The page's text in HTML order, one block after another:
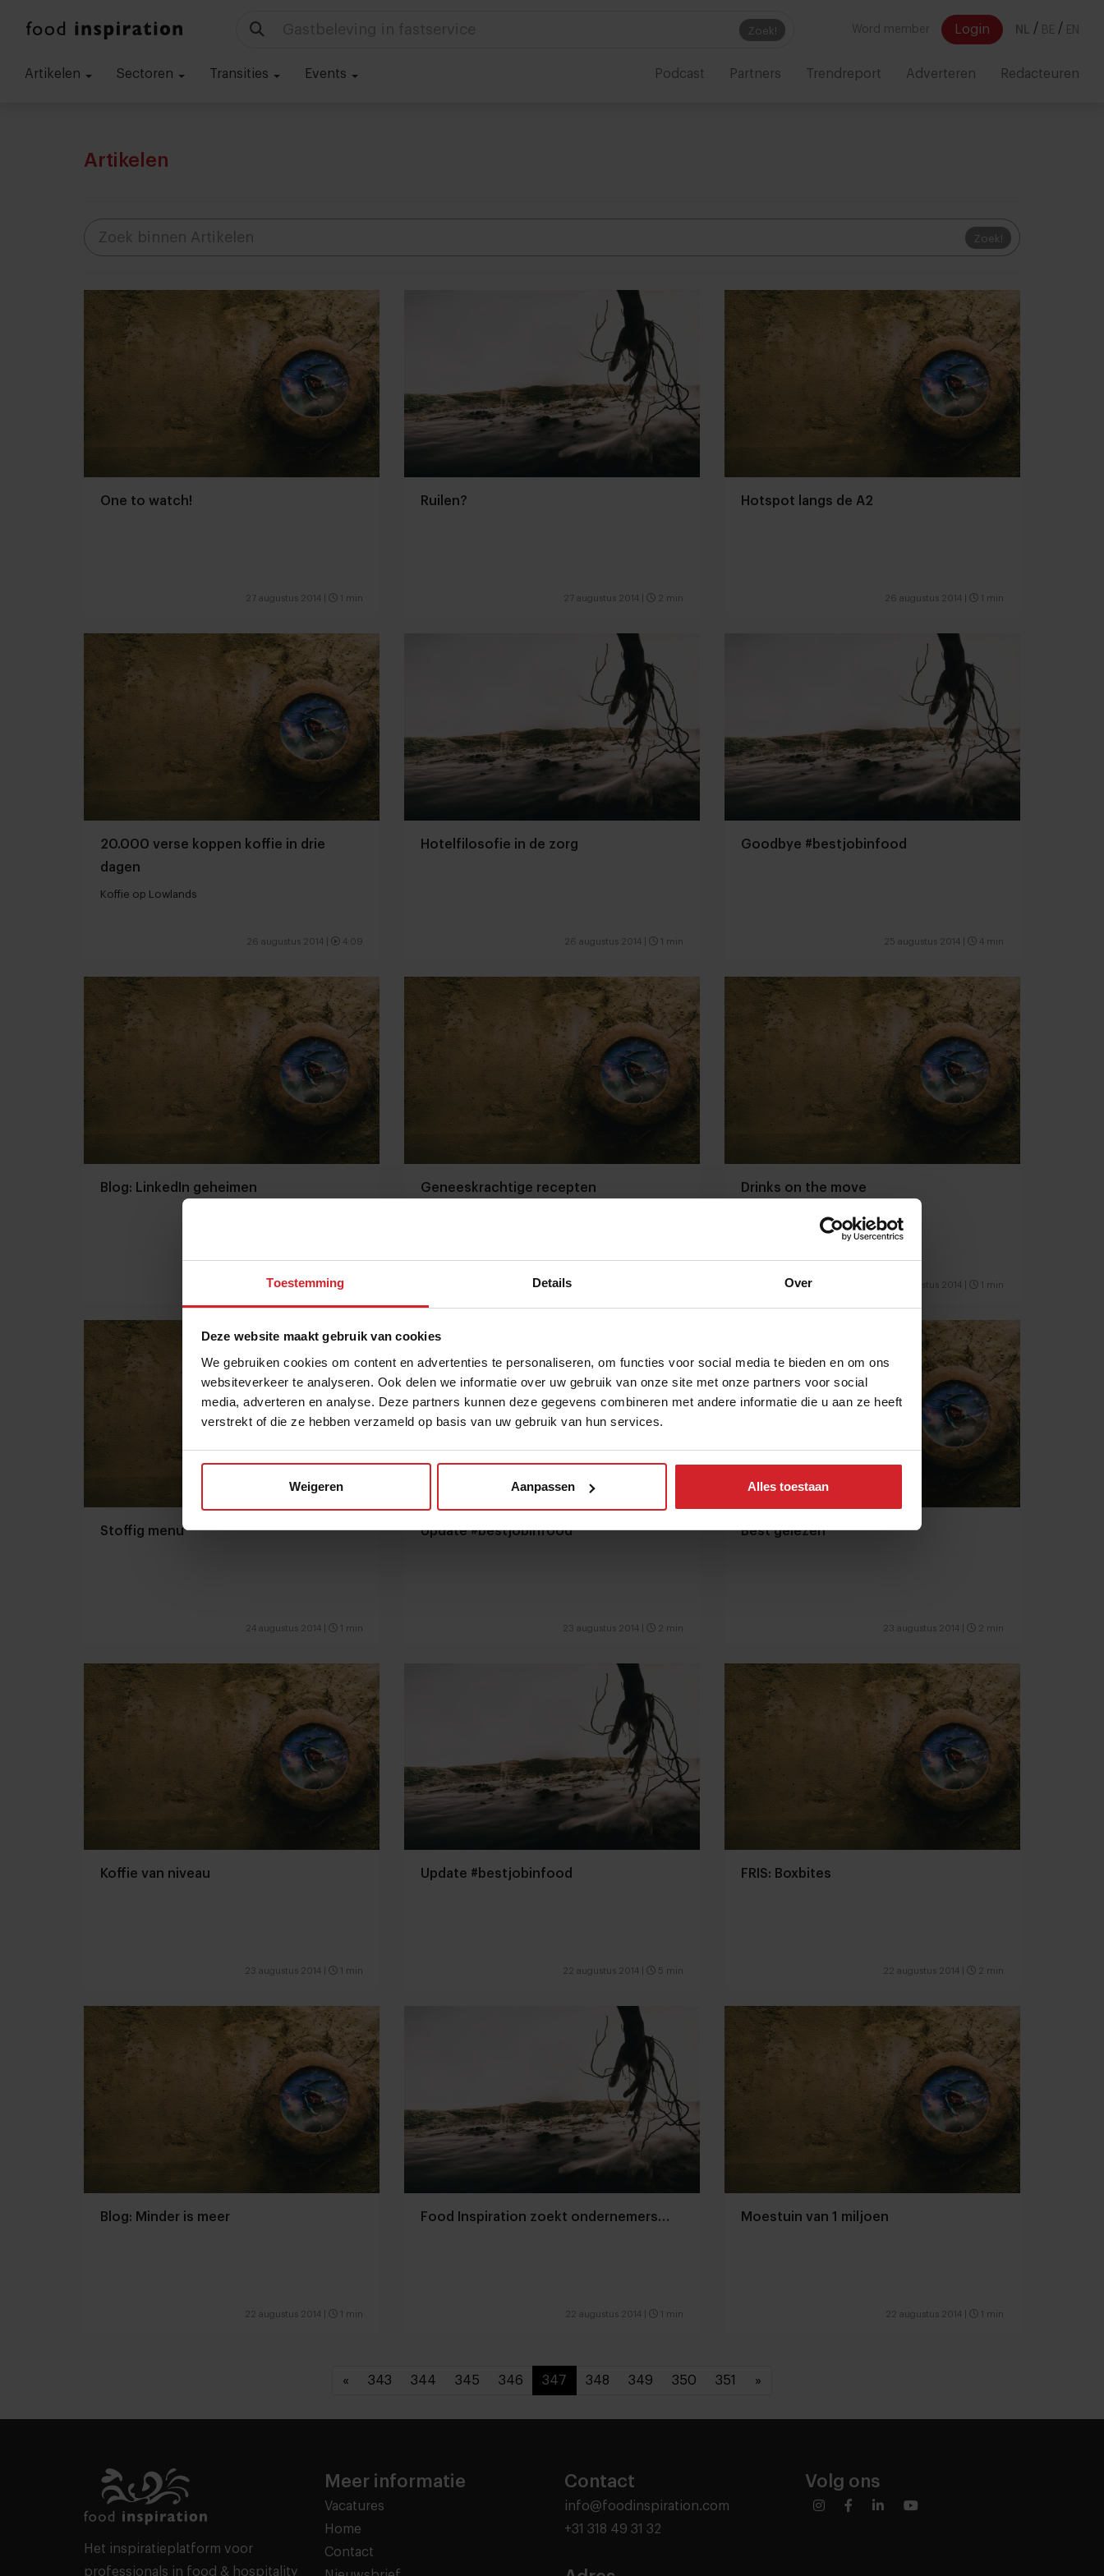
Toestemming Details Over
Deze website maakt gebruik van cookies
We gebruiken cookies om content en advertenties te personaliseren, om functies voor social media te bieden en om ons
websiteverkeer te analyseren. Ook delen we informatie over uw gebruik van onze site met onze partners voor social
media, adverteren en analyse. Deze partners kunnen deze gegevens combineren met andere informatie die u aan ze heeft
verstrekt of die ze hebben verzameld op basis van uw gebruik van hun services.
Weigeren Aanpassen Alles toestaan
Zoek!
Technologie in foodservice Word member Login NL / BE / EN
Artikelen Sectoren Transities Events Podcast Partners Trendreport Adverteren Redacteuren
Artikelen
Zoek!
One to watch!
27 augustus 2014 1 min
Ruilen?
27 augustus 2014 2 min
Hotspot langs de A2
26 augustus 2014 1 min
20.000 verse koppen koffie in drie
dagen
Koffie op Lowlands
26 augustus 2014 4:09
Hotelfilosofie in de zorg
26 augustus 2014 1 min
Goodbye #bestjobinfood
25 augustus 2014 4 min
Blog: LinkedIn geheimen
25 augustus 2014| 1 min
Geneeskrachtige recepten
25 augustus 2014
Drinks on the move
24 augustus 2014 1 min
Stoffig menu
24 augustus 2014 1 min
Update #bestjobinfood
23 augustus 2014 2 min
Best gelezen
23 augustus 2014 2 min
Koffie van niveau
23 augustus 2014 1 min
Update #bestjobinfood
22 augustus 2014 5 min
FRIS: Boxbites
22 augustus 2014 2 min
Blog: Minder is meer
22 augustus 2014 1 min
Food Inspiration zoekt ondernemers…
22 augustus 2014 1 min
Moestuin van 1 miljoen
22 augustus 2014 1 min
« 343 344 345 346 347 348 349 350 351 »
Het inspiratieplatform voor
professionals in food & hospitality
Meer informatie
Vacatures
Home
Contact
Contact
info@foodinspiration.com
+31 318 49 31 32
Volg ons